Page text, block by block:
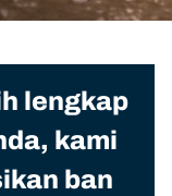
lengkap
kami
ban